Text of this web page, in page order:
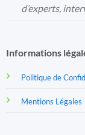
d’experts,
Informations
Politique de
Mentions Légales